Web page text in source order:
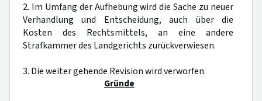
2. Im Umfang der Aufhebung wird die Sache zu neuer
Verhandlung und Entscheidung, auch über die
Kosten des Rechtsmittels, an eine andere
Strafkammer des Landgerichts zurückverwiesen.
3. Die weiter gehende Revision wird verworfen.
Gründe